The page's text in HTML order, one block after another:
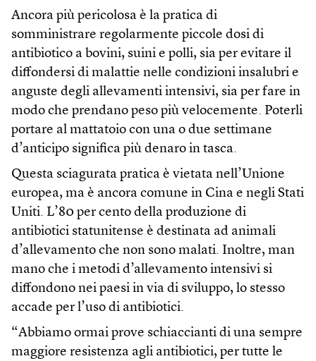
Ancora più pericolosa è la pratica di
somministrare regolarmente piccole dosi di
antibiotico a bovini, suini e polli, sia per evitare il
diffondersi di malattie nelle condizioni insalubri e
anguste degli allevamenti intensivi, sia per fare in
modo che prendano peso più velocemente. Poterli
portare al mattatoio con una o due settimane
d’anticipo significa più denaro in tasca.
Questa sciagurata pratica è vietata nell’Unione
europea, ma è ancora comune in Cina e negli Stati
Uniti. L’80 per cento della produzione di
antibiotici statunitense è destinata ad animali
d’allevamento che non sono malati. Inoltre, man
mano che i metodi d’allevamento intensivi si
diffondono nei paesi in via di sviluppo, lo stesso
accade per l’uso di antibiotici.
“Abbiamo ormai prove schiaccianti di una sempre
maggiore resistenza agli antibiotici, per tutte le